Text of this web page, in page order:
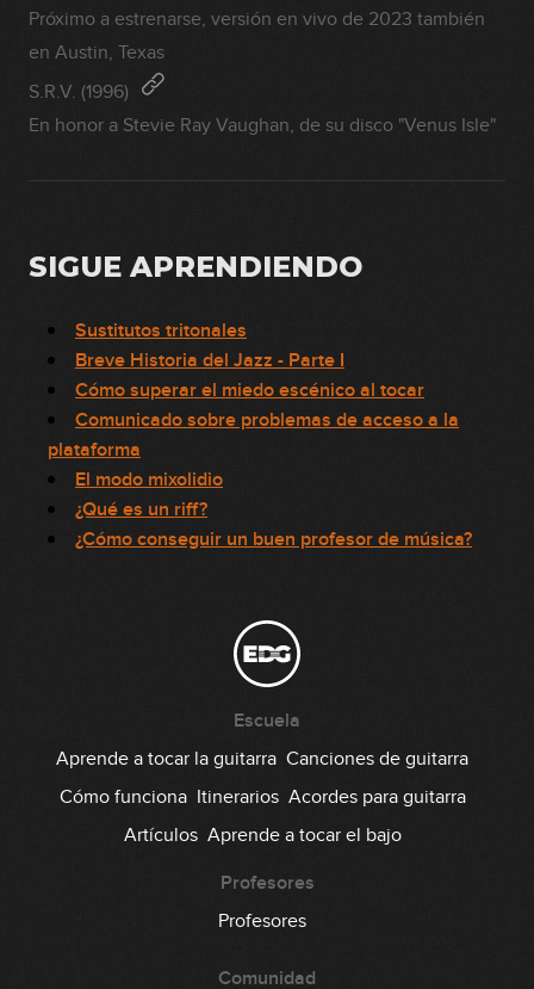
Próximo a estrenarse, versión en vivo de 2023 también
en Austin, Texas
S.R.V. (1996)
En honor a Stevie Ray Vaughan, de su disco "Venus Isle"
SIGUE APRENDIENDO
Sustitutos tritonales
Breve Historia del Jazz - Parte I
Cómo superar el miedo escénico al tocar
Comunicado sobre problemas de acceso a la
plataforma
El modo mixolidio
¿Qué es un riff?
¿Cómo conseguir un buen profesor de música?
Escuela
Aprende a tocar la guitarra Canciones de guitarra
Cómo funciona Itinerarios Acordes para guitarra
Artículos Aprende a tocar el bajo
Profesores
Profesores
Comunidad